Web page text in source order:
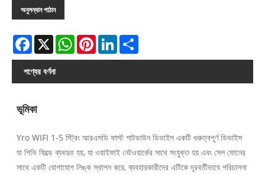
অনুসন্ধান পাঠান
Facebook
X WhatsAppPinterestLinkedIn
পণ্যের বর্ণনা
ভূমিকা
Yro WIFI 1-5 স্ট্রিং আরএসডি ফাস্ট শাটডাউন ডিভাইস একটি গুরুত্বপূর্ণ ডিভাইস
যা পিভি ফিল্ডে ব্যবহৃত হয়, যা ওয়াইফাই নেটওয়ার্কের সাথে সংযুক্ত হয় এবং সেল ফোনের
সাথে একটি যোগাযোগ লিঙ্ক স্থাপন করে, ব্যবহারকারীদের এটিকে দূরবর্তীভাবে পরিচালনা